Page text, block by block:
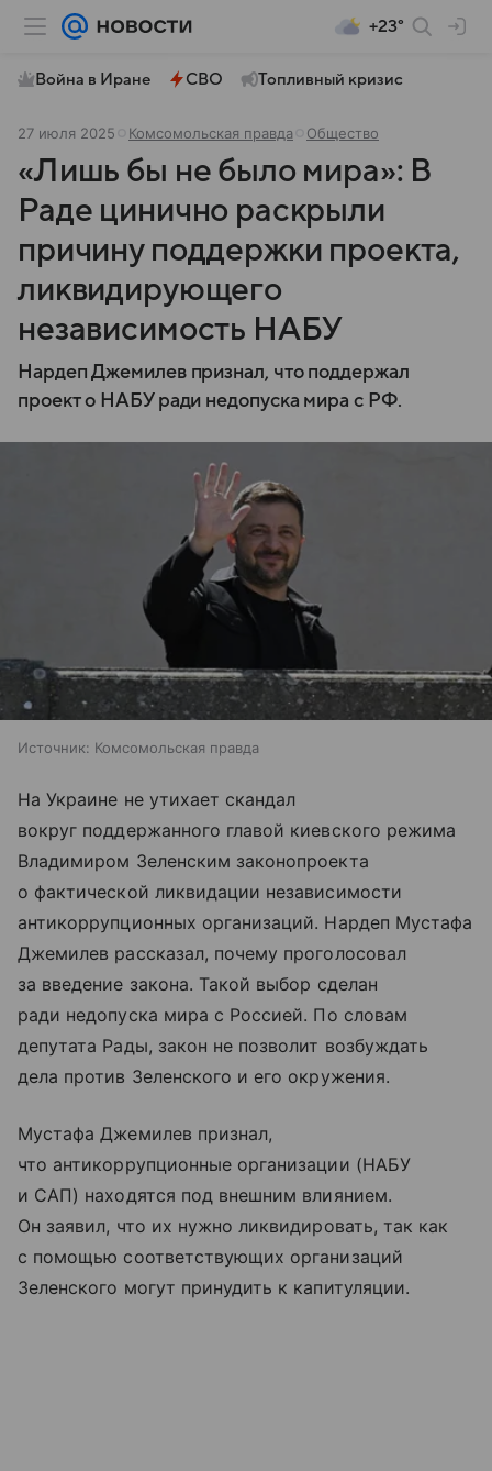
+23°
Война в Иране СВО Топливный кризис
27 июля 2025 Комсомольская правда Общество
«Лишь бы не было мира»: В
Раде цинично раскрыли
причину поддержки проекта,
ликвидирующего
независимость НАБУ
Нардеп Джемилев признал, что поддержал
проект о НАБУ ради недопуска мира с РФ.
Источник: Комсомольская правда
На Украине не утихает скандал
вокруг поддержанного главой киевского режима
Владимиром Зеленским законопроекта
о фактической ликвидации независимости
антикоррупционных организаций. Нардеп Мустафа
Джемилев рассказал, почему проголосовал
за введение закона. Такой выбор сделан
ради недопуска мира с Россией. По словам
депутата Рады, закон не позволит возбуждать
дела против Зеленского и его окружения.
Мустафа Джемилев признал,
что антикоррупционные организации (НАБУ
и САП) находятся под внешним влиянием.
Он заявил, что их нужно ликвидировать, так как
с помощью соответствующих организаций
Зеленского могут принудить к капитуляции.